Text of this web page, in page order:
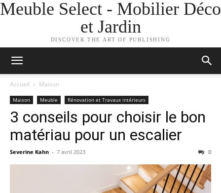
Meuble Select - Mobilier Déco
et Jardin
DISCOVER THE ART OF PUBLISHING
Accueil Maison
Maison Meuble Rénovation et Travaux intérieurs
3 conseils pour choisir le bon
matériau pour un escalier
Severine Kahn - 7 avril 2023 0